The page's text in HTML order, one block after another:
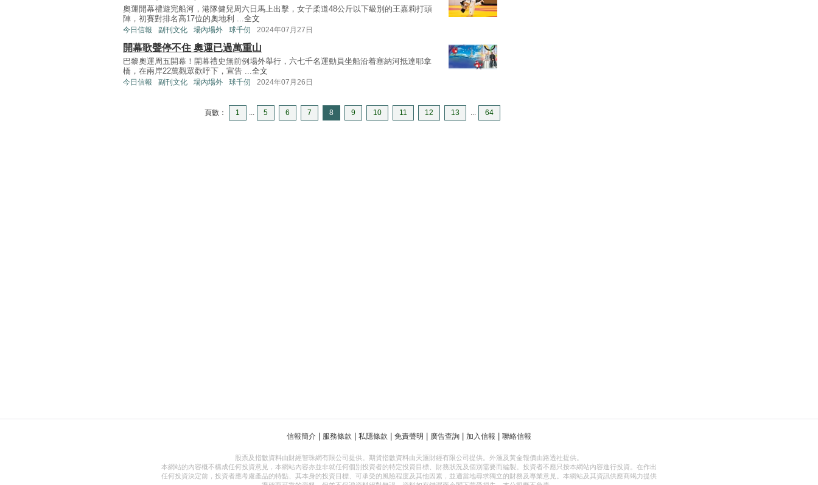
奧運開幕禮遊完船河，港隊健兒周六日馬上出擊，女子柔道48公斤以下級別的王嘉莉打頭
陣，初賽對排名高17位的奧地利 ...全文
今日信報 副刊文化 場內場外 球千仞 2024年07月27日
開幕歌聲停不住 奧運已過萬重山
巴黎奧運周五開幕！開幕禮史無前例場外舉行，六七千名運動員坐船沿着塞納河抵達耶拿
橋，在兩岸22萬觀眾歡呼下，宣告 ...全文
今日信報 副刊文化 場內場外 球千仞 2024年07月26日
頁數： 1 ... 5 6 7 8 9 10 11 12 13 ... 64
信報簡介 服務條款 私隱條款 免責聲明 廣告查詢 加入信報 聯絡信報
股票及指數資料由財經智珠網有限公司提供。期貨指數資料由天滙財經有限公司提供。外滙及黃金報價由路透社提供。
本網站的內容概不構成任何投資意見，本網站內容亦並非就任何個別投資者的特定投資目標、財務狀況及個別需要而編製。投資者不應只按本網站內容進行投資。在作出
任何投資決定前，投資者應考慮產品的特點、其本身的投資目標、可承受的風險程度及其他因素，並適當地尋求獨立的財務及專業意見。本網站及其資訊供應商竭力提供